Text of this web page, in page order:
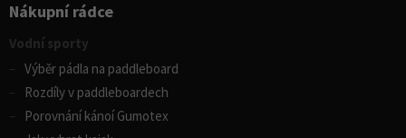
Nákupní rádce
Vodní sporty
Výběr pádla na paddleboard
Rozdíly v paddleboardech
Porovnání kánoí Gumotex